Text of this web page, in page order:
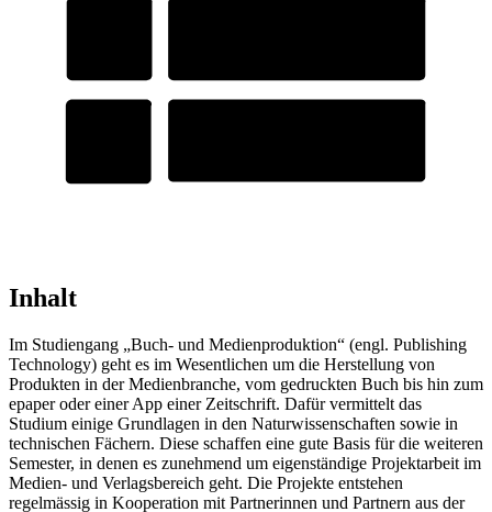
Inhalt
Im Studiengang „Buch- und Medienproduktion“ (engl. Publishing
Technology) geht es im Wesentlichen um die Herstellung von
Produkten in der Medienbranche, vom gedruckten Buch bis hin zum
epaper oder einer App einer Zeitschrift. Dafür vermittelt das
Studium einige Grundlagen in den Naturwissenschaften sowie in
technischen Fächern. Diese schaffen eine gute Basis für die weiteren
Semester, in denen es zunehmend um eigenständige Projektarbeit im
Medien- und Verlagsbereich geht. Die Projekte entstehen
regelmässig in Kooperation mit Partnerinnen und Partnern aus der